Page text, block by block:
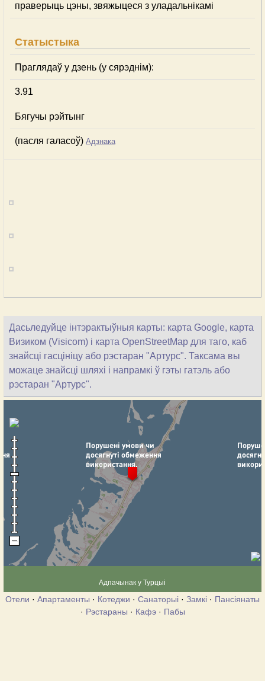
праверыць цэны, звяжыцеся з уладальнікамі
Статыстыка
Праглядаў у дзень (у сярэднім):
3.91
Бягучы рэйтынг
(пасля галасоў) Адзнака
Дасьледуйце інтэрактыўныя карты: карта Google, карта
Визиком (Visicom) і карта OpenStreetMap для таго, каб
знайсці гасцініцу або рэстаран "Артурс". Таксама вы
можаце знайсці шляхі і напрамкі ў гэты гатэль або
рэстаран "Артурс".
Адпачынак у Турцыі
Отели · Апартаменты · Котеджи · Санаторыі · Замкі · Пансіянаты
· Рэстараны · Кафэ· Пабы